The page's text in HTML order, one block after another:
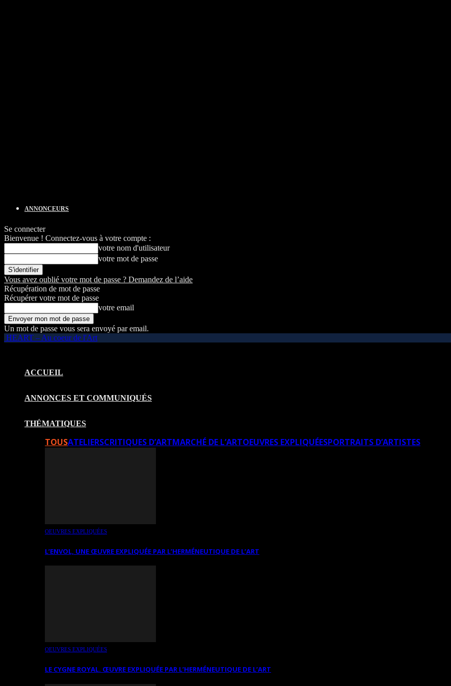
ANNONCEURS
Se connecter
Bienvenue ! Connectez-vous à votre compte :
votre nom d'utilisateur
votre mot de passe
Vous avez oublié votre mot de passe ? Demandez de l’aide
Récupération de mot de passe
Récupérer votre mot de passe
votre email
Un mot de passe vous sera envoyé par email.
HEART – Au coeur de l'Art
ACCUEIL
ANNONCES ET COMMUNIQUÉS
THÉMATIQUES
TOUSATELIERSCRITIQUES D’ARTMARCHÉ DE L’ARTOEUVRES EXPLIQUÉESPORTRAITS D’ARTISTES
OEUVRES EXPLIQUÉES
L’ENVOL, UNE ŒUVRE EXPLIQUÉE PAR L’HERMÉNEUTIQUE DE L’ART
OEUVRES EXPLIQUÉES
LE CYGNE ROYAL. ŒUVRE EXPLIQUÉE PAR L’HERMÉNEUTIQUE DE L’ART